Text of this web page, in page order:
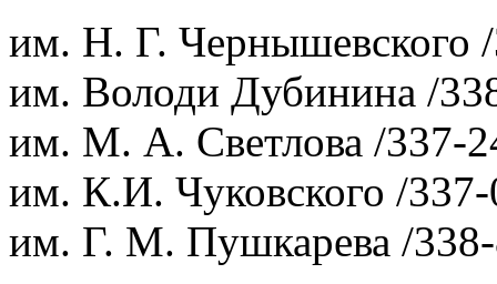
им. Н. Г. Чернышевского
им. Володи Дубинина /
им. М. А. Светлова /337-
им. К.И. Чуковского /
им. Г. М. Пушкарева /